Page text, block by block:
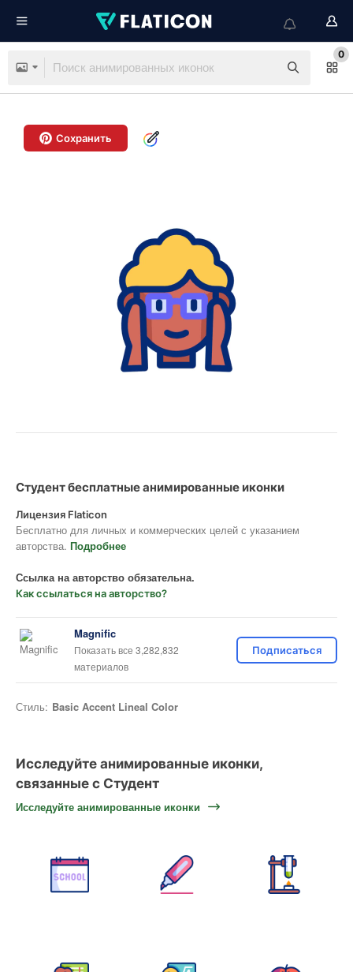
0
Сохранить
Студент бесплатные анимированные иконки
Лицензия Flaticon
Бесплатно для личных и коммерческих целей с указанием
авторства. Подробнее
Ссылка на авторство обязательна.
Как ссылаться на авторство?
Magnific
Показать все 3,282,832
материалов
Подписаться
Стиль: Basic Accent Lineal Color
Исследуйте анимированные иконки,
связанные с Студент
Исследуйте анимированные иконки